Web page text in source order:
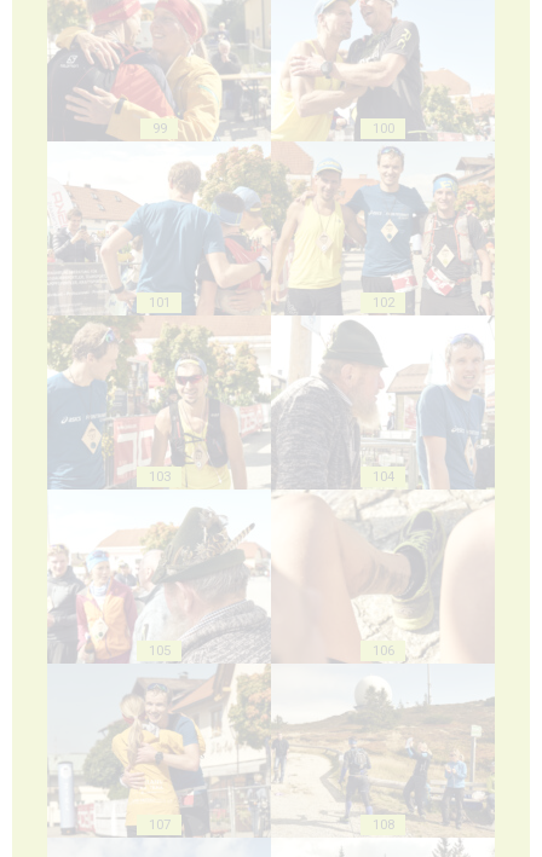
99 100
101 102
103 104
105 106
107 108